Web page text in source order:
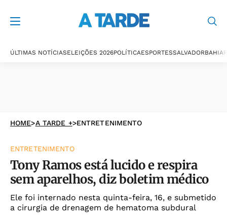
ÚLTIMAS NOTÍCIASELEIÇÕES 2026POLÍTICAESPORTESSALVADORBAHIA
HOME>A TARDE +>ENTRETENIMENTO
ENTRETENIMENTO
Tony Ramos está lucido e respira
sem aparelhos, diz boletim médico
Ele foi internado nesta quinta-feira, 16, e submetido
a cirurgia de drenagem de hematoma subdural